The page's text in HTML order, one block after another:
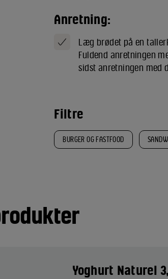
Anretning:
Læg brødet på en
Fuldend anretningen
sidst anretningen med
Filtre
BURGER OG FASTFOOD
Yoghurt Naturel